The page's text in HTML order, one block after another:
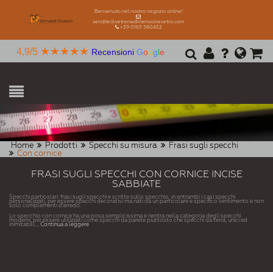
Benvenuto nel nostro negozio online!
vendite@vetreriadimensionevetro.com
+39 0163 560432
4,9/5 ★★★★★ Recensioni Google
Home Prodotti Specchi su misura
Frasi sugli specchi
Con cornice
FRASI SUGLI SPECCHI CON CORNICE INCISE
SABBIATE
Specchi particolari: frasi sugli specchi e scritte sullo specchio, in entrambi i casi specchi
personalizzati, per essere specchi decorativi ma nati da un particolare e specifico sentimento e non
solo complementi d'arredo.
Lo specchio con cornice ha una posa semplicissima e rientra nella categoria degli specchi
moderni, per essere utilizzati come specchi da parete piuttosto che specchi da terra, unici ed
inimitabili. ... Continua a leggere